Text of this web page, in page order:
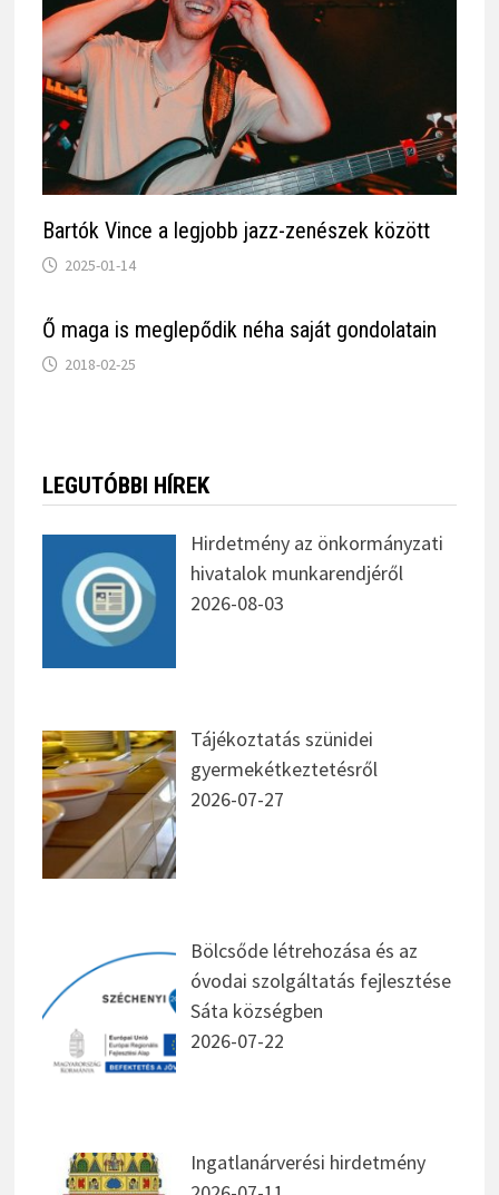
Bartók Vince a legjobb jazz-zenészek között
2025-01-14
Ő maga is meglepődik néha saját gondolatain
2018-02-25
LEGUTÓBBI HÍREK
Hirdetmény az önkormányzati
hivatalok munkarendjéről
2026-08-03
Tájékoztatás szünidei
gyermekétkeztetésről
2026-07-27
Bölcsőde létrehozása és az
óvodai szolgáltatás fejlesztése
Sáta községben
2026-07-22
Ingatlanárverési hirdetmény